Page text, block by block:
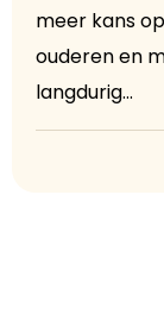
meer kans
ouderen en
langdurig...